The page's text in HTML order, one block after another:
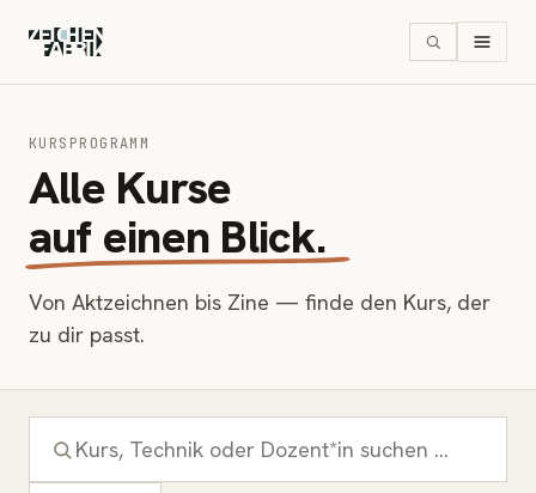
KURSPROGRAMM
Alle Kurse
auf einen Blick.
Von Aktzeichnen bis Zine — finde den Kurs, der
zu dir passt.